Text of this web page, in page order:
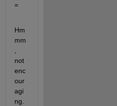
=
Hm
mm
not
enc
our
agi
ng.